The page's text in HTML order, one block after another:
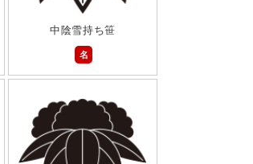
中陰雪持ち笹
名